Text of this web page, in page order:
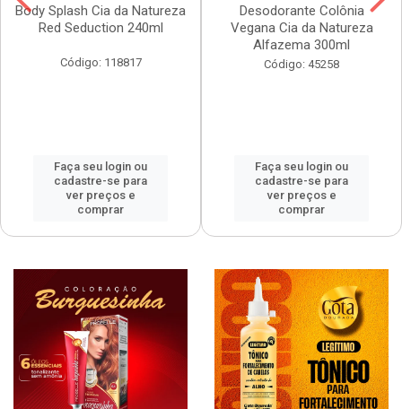
Body Splash Cia da Natureza
Red Seduction 240ml
Código: 118817
Faça seu login ou
cadastre-se para
ver preços e
comprar
Desodorante Colônia
Vegana Cia da Natureza
Alfazema 300ml
Código: 45258
Faça seu login ou
cadastre-se para
ver preços e
comprar